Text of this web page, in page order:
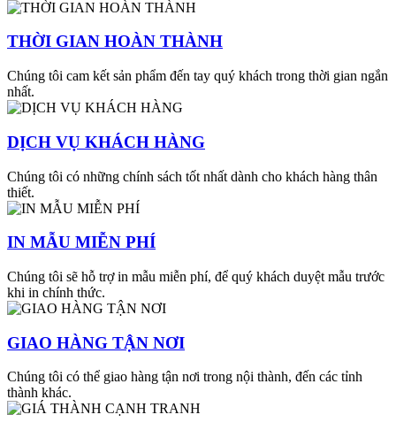
THỜI GIAN HOÀN THÀNH
Chúng tôi cam kết sản phẩm đến tay quý khách trong thời gian ngắn
nhất.
DỊCH VỤ KHÁCH HÀNG
Chúng tôi có những chính sách tốt nhất dành cho khách hàng thân
thiết.
IN MẪU MIỄN PHÍ
Chúng tôi sẽ hỗ trợ in mẫu miễn phí, để quý khách duyệt mẫu trước
khi in chính thức.
GIAO HÀNG TẬN NƠI
Chúng tôi có thể giao hàng tận nơi trong nội thành, đến các tỉnh
thành khác.